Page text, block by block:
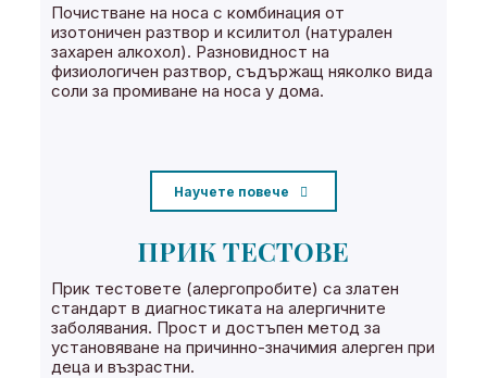
Почистване на носа с комбинация от
изотоничен разтвор и ксилитол (натурален
захарен алкохол). Разновидност на
физиологичен разтвор, съдържащ няколко вида
соли за промиване на носа у дома.
Научете повече
ПРИК ТЕСТОВЕ
Прик тестовете (алергопробите) са златен
стандарт в диагностиката на алергичните
заболявания. Прост и достъпен метод за
установяване на причинно-значимия алерген при
деца и възрастни.